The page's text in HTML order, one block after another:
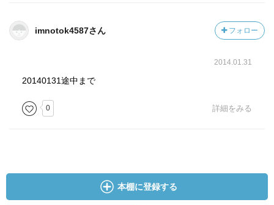
imnotok4587さん フォロー
2014.01.31
20140131途中まで
0 詳細をみる
本棚に登録する